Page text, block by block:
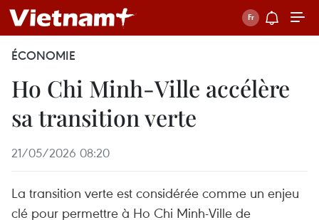
ÉCONOMIE
Ho Chi Minh-Ville accélère
sa transition verte
21/05/2026 08:20
La transition verte est considérée comme un enjeu
clé pour permettre à Ho Chi Minh-Ville de